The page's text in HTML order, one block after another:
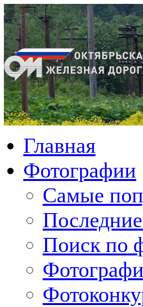
Главная
Фотографии
Cамые
Поиск по